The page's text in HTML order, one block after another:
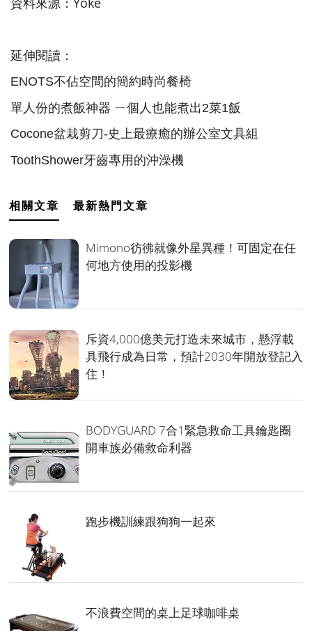
延伸閱讀：
ENOTS不佔空間的簡約時尚餐椅
單人份的煮飯神器 ㄧ個人也能煮出2菜1飯
Cocone盆栽剪刀-史上最療癒的辦公室文具組
ToothShower牙齒專用的沖澡機
相關文章 最新熱門文章
Mimono彷彿就像外星異種！可固定在任
何地方使用的投影機
斥資4,000億美元打造未來城市，懸浮載
具飛行成為日常，預計2030年開放登記入
住！
BODYGUARD 7合1緊急救命工具鑰匙圈
開車族必備救命利器
跑步機訓練跟狗狗一起來
不浪費空間的桌上足球咖啡桌